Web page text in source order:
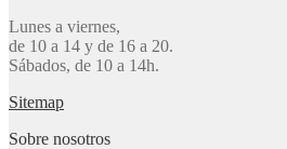
Lunes a viernes,
de 10 a 14 y de 16 a 20.
Sábados, de 10 a 14h.
Sitemap
Sobre nosotros